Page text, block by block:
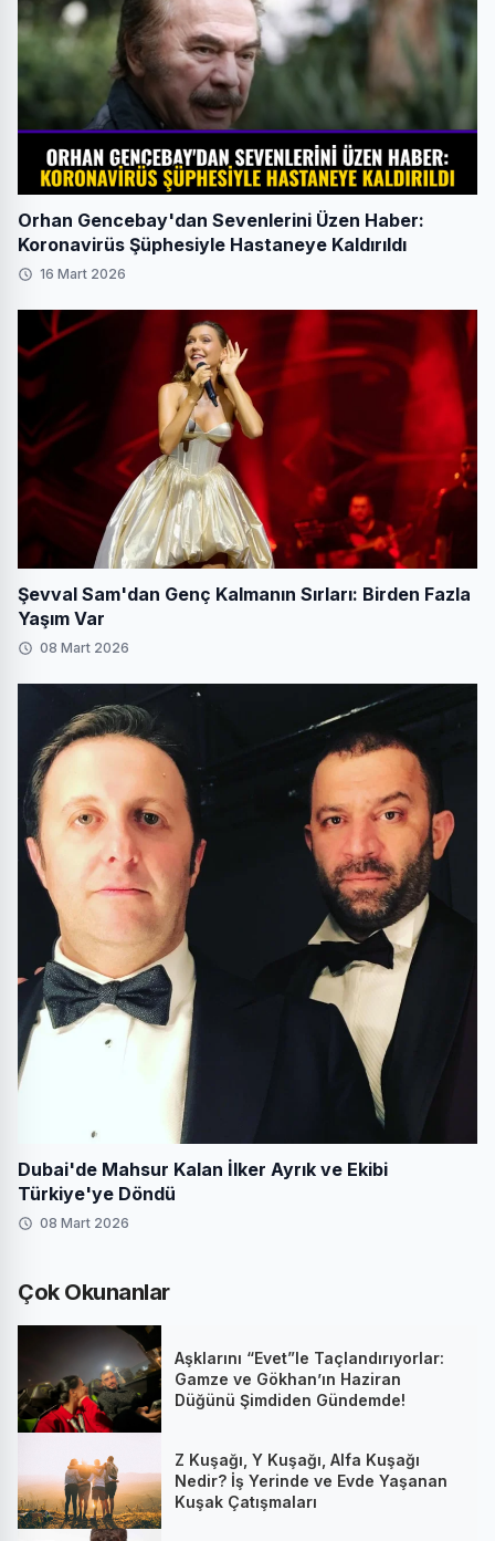
Orhan Gencebay'dan Sevenlerini Üzen Haber:
Koronavirüs Şüphesiyle Hastaneye Kaldırıldı
16 Mart 2026
Şevval Sam'dan Genç Kalmanın Sırları: Birden Fazla
Yaşım Var
08 Mart 2026
Dubai'de Mahsur Kalan İlker Ayrık ve Ekibi
Türkiye'ye Döndü
08 Mart 2026
Çok Okunanlar
Aşklarını “Evet”le Taçlandırıyorlar:
Gamze ve Gökhan’ın Haziran
Düğünü Şimdiden Gündemde!
Z Kuşağı, Y Kuşağı, Alfa Kuşağı
Nedir? İş Yerinde ve Evde Yaşanan
Kuşak Çatışmaları